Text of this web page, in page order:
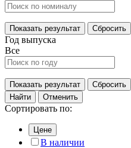
Показать результат Сбросить
Год выпуска
Все
Показать результат
Сбросить
Найти
Отменить
Сортировать по:
Цене
В наличии